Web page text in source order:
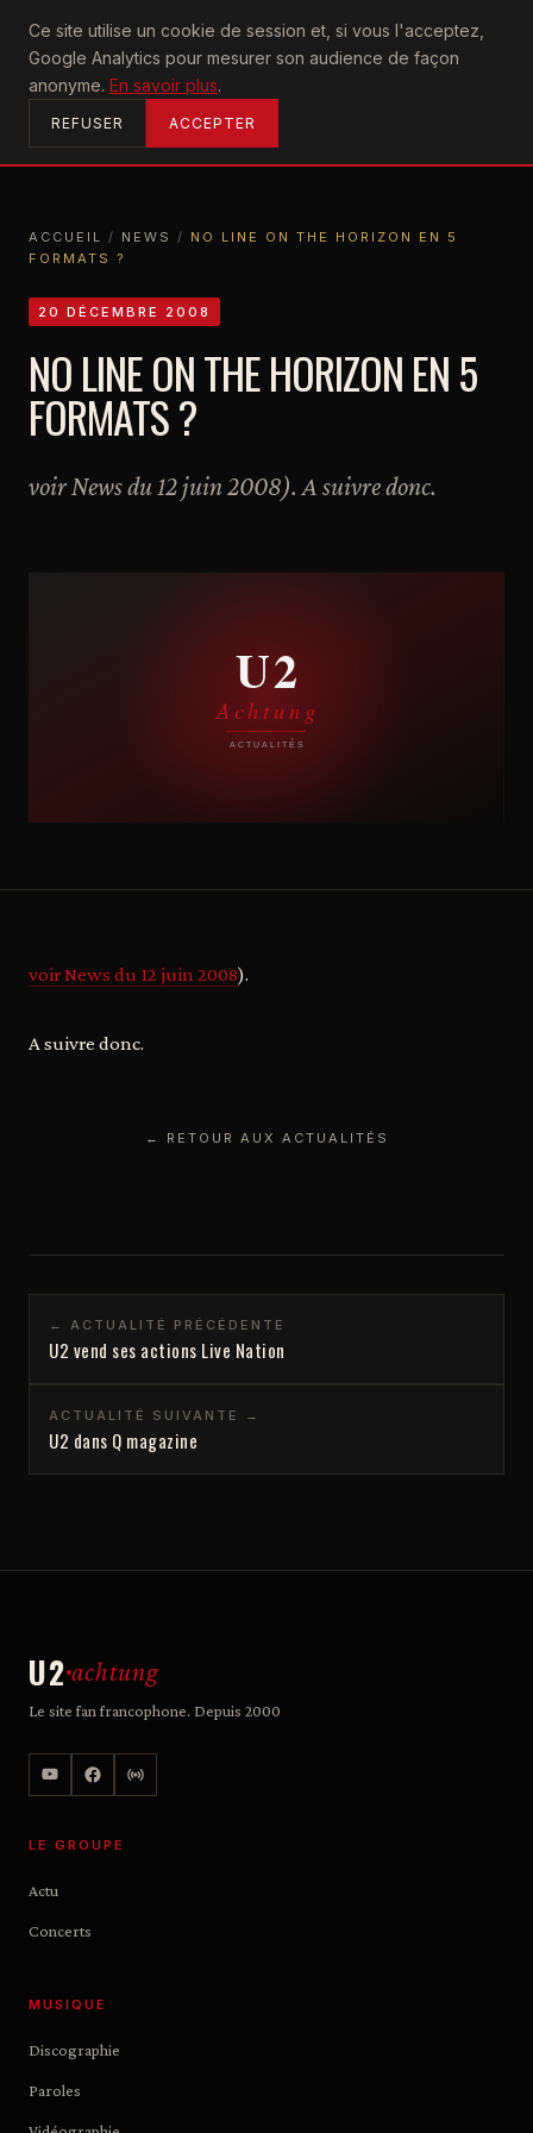
Ce site utilise un cookie de session et, si vous l'acceptez,
Google Analytics pour mesurer son audience de façon
anonyme. En savoir plus.
REFUSER ACCEPTER
U2achtung
ACCUEIL
ACCUEIL / NEWS / NO LINE ON THE HORIZON EN 5
FORMATS ?
20 DÉCEMBRE 2008
NO LINE ON THE HORIZON EN 5
FORMATS ?
voir News du 12 juin 2008). A suivre donc.
voir News du 12 juin 2008).
A suivre donc.
← RETOUR AUX ACTUALITÉS
← ACTUALITÉ PRÉCÉDENTE
U2 vend ses actions Live Nation
ACTUALITÉ SUIVANTE →
U2 dans Q magazine
U2 achtung
Le site fan francophone. Depuis 2000
LE GROUPE
Actu
Concerts
MUSIQUE
Discographie
Paroles